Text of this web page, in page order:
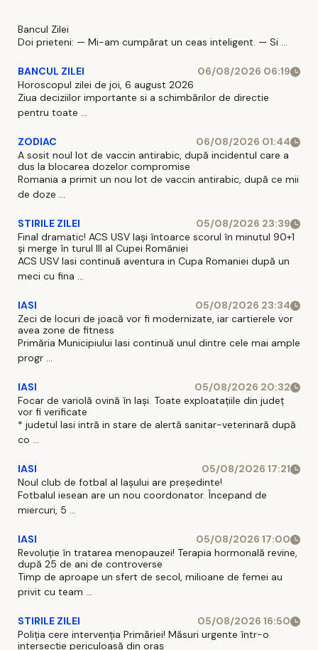
Bancul Zilei
Doi prieteni: — Mi-am cumpărat un ceas inteligent. — Si ...
BANCUL ZILEI
06/08/2026 06:19
Horoscopul zilei de joi, 6 august 2026
Ziua deciziilor importante si a schimbărilor de directie
pentru toate ...
ZODIAC
06/08/2026 01:44
A sosit noul lot de vaccin antirabic, după incidentul care a
dus la blocarea dozelor compromise
Romania a primit un nou lot de vaccin antirabic, după ce mii
de doze ...
STIRILE ZILEI
05/08/2026 23:39
Final dramatic! ACS USV Iași întoarce scorul în minutul 90+1
și merge în turul III al Cupei României
ACS USV Iasi continuă aventura in Cupa Romaniei după un
meci cu fina ...
IASI
05/08/2026 23:34
Zeci de locuri de joacă vor fi modernizate, iar cartierele vor
avea zone de fitness
Primăria Municipiului Iasi continuă unul dintre cele mai ample
progr ...
IASI
05/08/2026 20:32
Focar de variolă ovină în Iași. Toate exploatațiile din județ
vor fi verificate
* judetul Iasi intră in stare de alertă sanitar-veterinară după
co ...
IASI
05/08/2026 17:21
Noul club de fotbal al Iașului are președinte!
Fotbalul iesean are un nou coordonator. Începand de
miercuri, 5 ...
IASI
05/08/2026 17:00
Revoluție în tratarea menopauzei! Terapia hormonală revine,
după 25 de ani de controverse
Timp de aproape un sfert de secol, milioane de femei au
privit cu team ...
STIRILE ZILEI
05/08/2026 16:50
Poliția cere intervenția Primăriei! Măsuri urgente într-o
intersecție periculoasă din oraș